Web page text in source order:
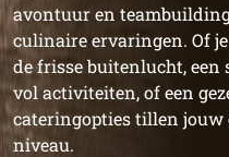
avontuur en
culinaire ervaringen. Of
de frisse buitenlucht, een
vol activiteiten, of een
cateringopties tillen jouw
niveau.